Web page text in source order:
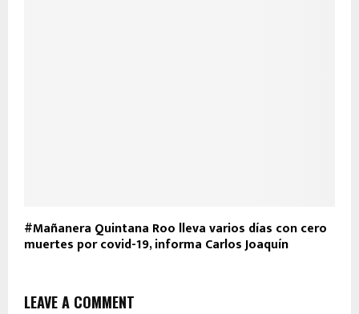
#Mañanera Quintana Roo lleva varios días con cero
muertes por covid-19, informa Carlos Joaquín
LEAVE A COMMENT